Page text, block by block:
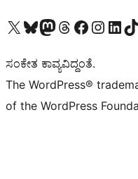
Visit our X (formerly Twitter) account
Visit our Bluesky account
Visit our Mastodon account
Visit our Threads account
Visit our Facebook page
Visit our Instagram
Visit ourVisit
ಸಂಕೇತ ಕಾವ್ಯವಿದ್ದಂತೆ.
The WordPress®
of the WordPress